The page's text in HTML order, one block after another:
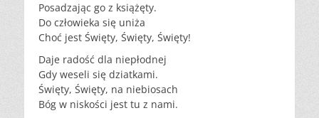
Posadzając go z książęty.
Do człowieka się uniża
Choć jest Święty, Święty, Święty!
Daje radość dla niepłodnej
Gdy weseli się dziatkami.
Święty, Święty, na niebiosach
Bóg w niskości jest tu z nami.